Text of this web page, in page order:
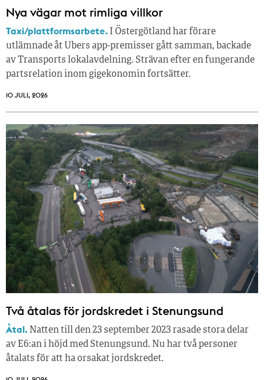
Nya vägar mot rimliga villkor
Taxi/plattformsarbete. I Östergötland har förare
utlämnade åt Ubers app-premisser gått samman, backade
av Transports lokalavdelning. Strävan efter en fungerande
partsrelation inom gigekonomin fortsätter.
10 JULI, 2026
Två åtalas för jordskredet i Stenungsund
Åtal. Natten till den 23 september 2023 rasade stora delar
av E6:an i höjd med Stenungsund. Nu har två personer
åtalats för att ha orsakat jordskredet.